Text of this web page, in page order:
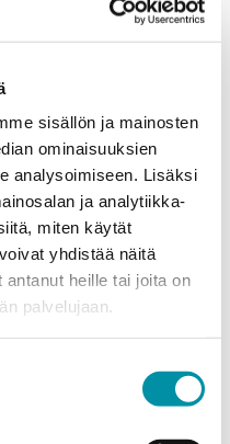
sisällön ja mainosten
ominaisuuksien
analysoimiseen. Lisäksi
ja analytiikka-
miten käytät
yhdistää näitä
heille tai joita on
palvelujaan.
metreinä. Huomioithan, että